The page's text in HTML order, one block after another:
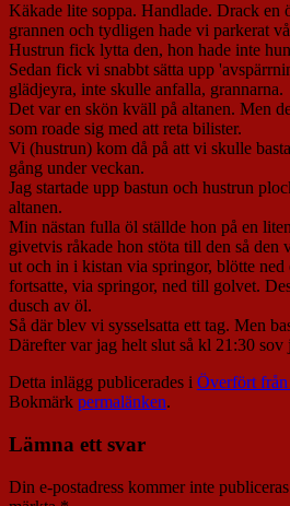
Käkade lite soppa. Handlade. Drack en
grannen och tydligen hade vi parkerat
Hustrun fick lytta den, hon hade inte
Sedan fick vi snabbt sätta upp
glädjeyra, inte skulle anfalla, grannarna.
Det var en skön kväll på altanen. Men
som roade sig med att reta bilister.
Vi (hustrun) kom då på att vi skulle
gång under veckan.
Jag startade upp bastun och hustrun
altanen.
Min nästan fulla öl ställde hon på en
givetvis råkade hon stöta till den så den
ut och in i kistan via springor, blötte ned
fortsatte, via springor, ned till golvet.
dusch av öl.
Så där blev vi sysselsatta ett tag. Men
Därefter var jag helt slut så kl 21:30 sov
Detta inlägg publicerades i Överfört
Bokmärk permalänken.
Lämna ett svar
Din e-postadress kommer inte